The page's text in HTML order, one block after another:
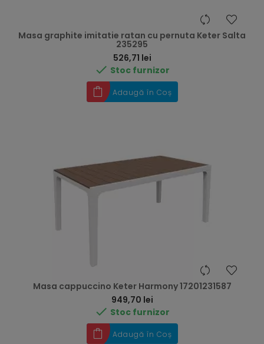
Masa graphite imitatie ratan cu pernuta Keter Salta
235295
526,71 lei
 Stoc furnizor
Adaugă în Coș
Masa cappuccino Keter Harmony 17201231587
949,70 lei
 Stoc furnizor
Adaugă în Coș